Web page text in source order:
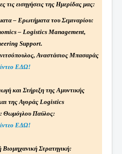
τις εισηγήσεις της Ημερίδας μας:
– Ερωτήματα του Σεμιναρίου:
– Logistics Management,
Support.
Αναστάσιος Μπασαράς
ΕΔΩ!
και Στήριξη της Αμυντικής
της Αγοράς Logistics
Θωμόγλου Παύλος:
ΕΔΩ!
Βιομηχανική Στρατηγική: